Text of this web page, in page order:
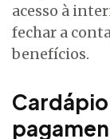
acesso à
fechar a
benefícios.